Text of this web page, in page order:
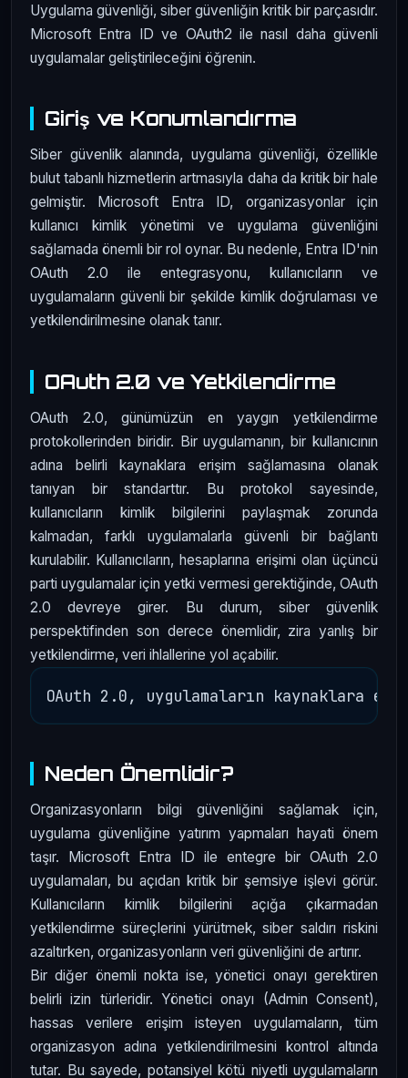
Uygulama güvenliği, siber güvenliğin kritik bir parçasıdır.
Microsoft Entra ID ve OAuth2 ile nasıl daha güvenli
uygulamalar geliştirileceğini öğrenin.
Giriş ve Konumlandırma
Siber güvenlik alanında, uygulama güvenliği, özellikle
bulut tabanlı hizmetlerin artmasıyla daha da kritik bir hale
gelmiştir. Microsoft Entra ID, organizasyonlar için
kullanıcı kimlik yönetimi ve uygulama güvenliğini
sağlamada önemli bir rol oynar. Bu nedenle, Entra ID'nin
OAuth 2.0 ile entegrasyonu, kullanıcıların ve
uygulamaların güvenli bir şekilde kimlik doğrulaması ve
yetkilendirilmesine olanak tanır.
OAuth 2.0 ve Yetkilendirme
OAuth 2.0, günümüzün en yaygın yetkilendirme
protokollerinden biridir. Bir uygulamanın, bir kullanıcının
adına belirli kaynaklara erişim sağlamasına olanak
tanıyan bir standarttır. Bu protokol sayesinde,
kullanıcıların kimlik bilgilerini paylaşmak zorunda
kalmadan, farklı uygulamalarla güvenli bir bağlantı
kurulabilir. Kullanıcıların, hesaplarına erişimi olan üçüncü
parti uygulamalar için yetki vermesi gerektiğinde, OAuth
2.0 devreye girer. Bu durum, siber güvenlik
perspektifinden son derece önemlidir, zira yanlış bir
yetkilendirme, veri ihlallerine yol açabilir.
Neden Önemlidir?
Organizasyonların bilgi güvenliğini sağlamak için,
uygulama güvenliğine yatırım yapmaları hayati önem
taşır. Microsoft Entra ID ile entegre bir OAuth 2.0
uygulamaları, bu açıdan kritik bir şemsiye işlevi görür.
Kullanıcıların kimlik bilgilerini açığa çıkarmadan
yetkilendirme süreçlerini yürütmek, siber saldırı riskini
azaltırken, organizasyonların veri güvenliğini de artırır.
Bir diğer önemli nokta ise, yönetici onayı gerektiren
belirli izin türleridir. Yönetici onayı (Admin Consent),
hassas verilere erişim isteyen uygulamaların, tüm
organizasyon adına yetkilendirilmesini kontrol altında
tutar. Bu sayede, potansiyel kötü niyetli uygulamaların